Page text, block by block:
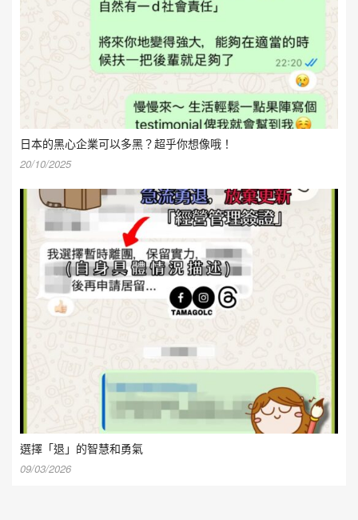
日本的黑心企業可以多黑？超乎你想像哦！
20/10/2025
選擇「退」的智慧和勇氣
09/03/2026